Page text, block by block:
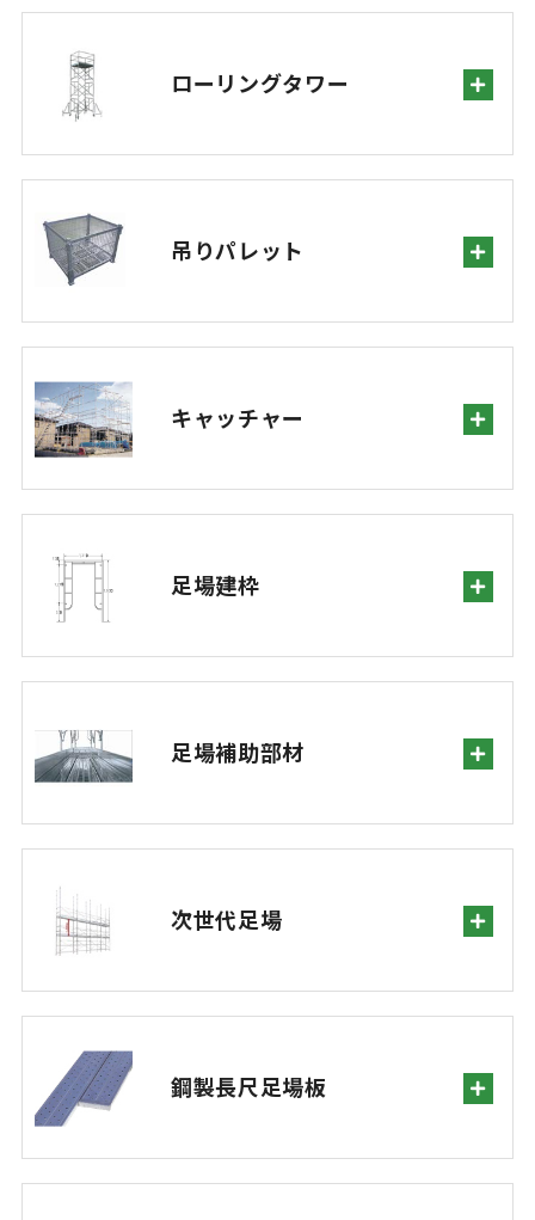
ローリングタワー
吊りパレット
キャッチャー
足場建枠
足場補助部材
次世代足場
鋼製長尺足場板